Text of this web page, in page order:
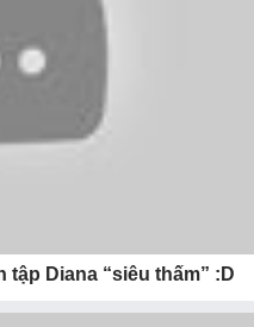
tập Diana “siêu thấm” :D